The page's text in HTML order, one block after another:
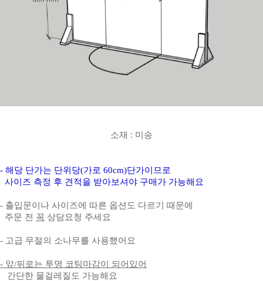
소재 : 미송
- 해당 단가는 단위당(가로 60cm)단가이므로
사이즈 측정 후 견적을 받아보셔야 구매가 가능해요
- 출입문이나 사이즈에 따른 옵션도 다르기 때문에
주문 전 꼭 상담요청 주세요
- 고급 무절의 소나무를 사용했어요
- 앞/뒤로는 투명 코팅마감이 되어있어
간단한 물걸레질도 가능해요